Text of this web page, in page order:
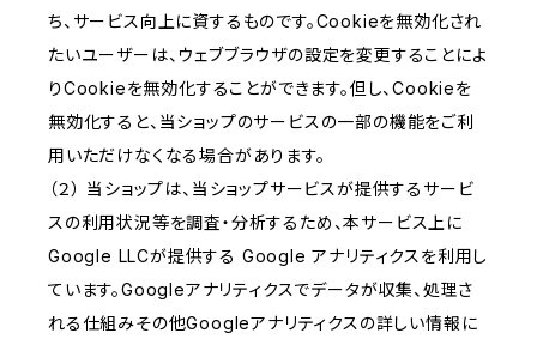
ち、サービス向上に資するものです。Cookieを無効化され
たいユーザーは、ウェブブラウザの設定を変更することによ
りCookieを無効化することができます。但し、Cookieを
無効化すると、当ショップのサービスの一部の機能をご利
用いただけなくなる場合があります。
（２） 当ショップは、当ショップサービスが提供するサービ
スの利用状況等を調査・分析するため、本サービス上に
Google LLCが提供する Google アナリティクスを利用し
ています。Googleアナリティクスでデータが収集、処理さ
れる仕組みその他Googleアナリティクスの詳しい情報に